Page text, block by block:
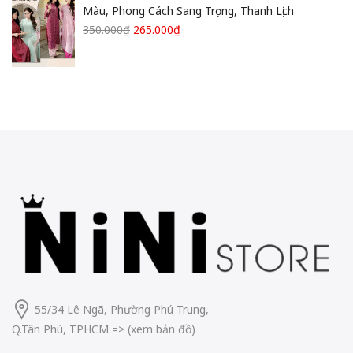
Màu, Phong Cách Sang Trọng, Thanh Lịch
350.000₫ 265.000₫
55/34 Lê Ngã, Phường Phú Trung,
Q.Tân Phú, TPHCM => (xem bản đồ)